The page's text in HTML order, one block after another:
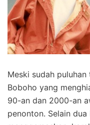
Meski sudah
Boboho yang
90-an dan 2000-an
penonton. Selain